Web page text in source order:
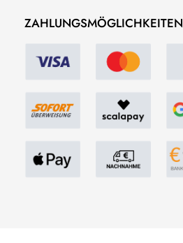
ZAHLUNGSMÖGLICHKEITEN